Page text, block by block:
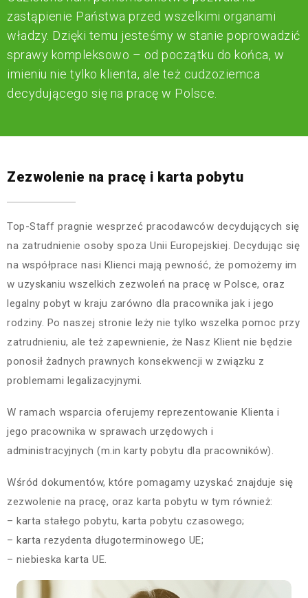
zastąpienie Państwa przed wszelkimi organami
władzy. Dzięki temu jesteśmy w stanie poprowadzić
sprawy kompleksowo – od początku do końca, w
imieniu nie tylko klienta, ale też cudzoziemca
decydującego się na pracę w Polsce.
Zezwolenie na pracę i karta pobytu
Top-Staff pragnie wesprzeć pracodawców decydujących się
na zatrudnienie osoby spoza Unii Europejskiej. Decydując się
na współprace nasi Klienci mają pewność, że pomożemy im
w uzyskaniu wszelkich zezwoleń na pracę w Polsce, oraz
legalny pobyt w kraju zarówno dla pracownika jak i jego
rodziny. Po naszej stronie leży nie tylko wszelka pomoc przy
zatrudnieniu, ale też zapewnienie, że Nasz Klient nie będzie
ponosił żadnych prawnych konsekwencji w związku z
problemami legalizacyjnymi.
W ramach wsparcia oferujemy reprezentowanie Klienta i
jego pracownika w sprawach urzędowych i
administracyjnych (m.in karty pobytu dla pracowników).
Wśród dokumentów, które pomagamy uzyskać znajduje się
zezwolenie na pracę, oraz karta pobytu w tym również:
– karta stałego pobytu, karta pobytu czasowego;
– karta rezydenta długoterminowego UE;
– niebieska karta UE.